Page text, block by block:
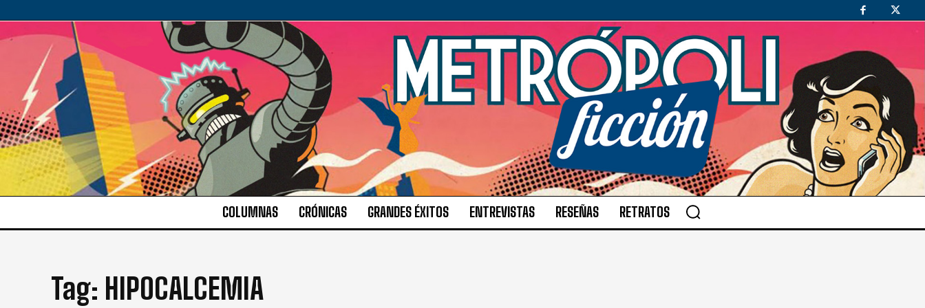
COLUMNAS CRÓNICAS GRANDES ÉXITOS ENTREVISTAS RESEÑAS RETRATOS
Tag: HIPOCALCEMIA